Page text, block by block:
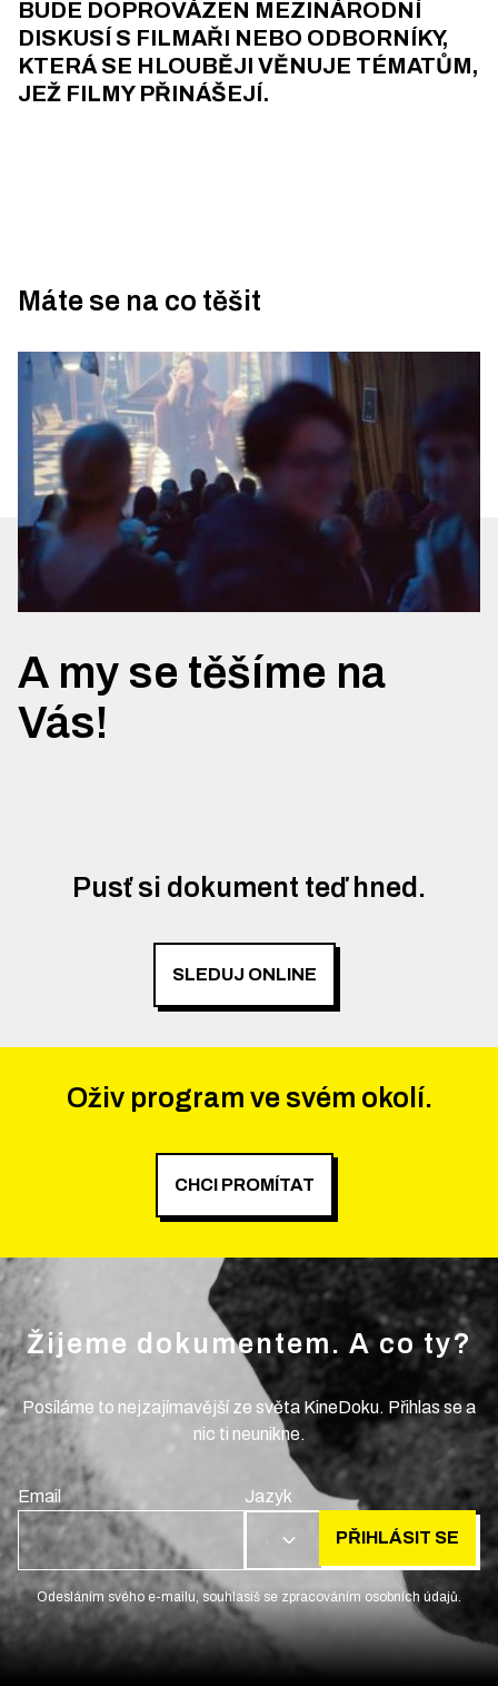
BUDE DOPROVÁZEN MEZINÁRODNÍ
DISKUSÍ S FILMAŘI NEBO ODBORNÍKY,
KTERÁ SE HLOUBĚJI VĚNUJE TÉMATŮM,
JEŽ FILMY PŘINÁŠEJÍ.
Máte se na co těšit
A my se těšíme na
Vás!
Pusť si dokument teď hned.
SLEDUJ ONLINE
Oživ program ve svém okolí.
CHCI PROMÍTAT
Žijeme dokumentem. A co ty?
Posíláme to nejzajímavější ze světa KineDoku. Přihlas se a
nic ti neunikne.
Email Jazyk
CS PŘIHLÁSIT SE
Odesláním svého e-mailu, souhlasíš se zpracováním osobních údajů.